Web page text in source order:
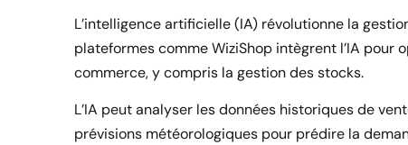
L’intelligence artificielle (IA) révolutionne la
plateformes comme WiziShop intègrent l’IA
commerce, y compris la gestion des stocks.
L’IA peut analyser les données historiques de
prévisions météorologiques pour prédire la